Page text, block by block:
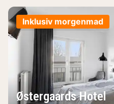
Inklusiv morgenmad
Østergaards Hotel